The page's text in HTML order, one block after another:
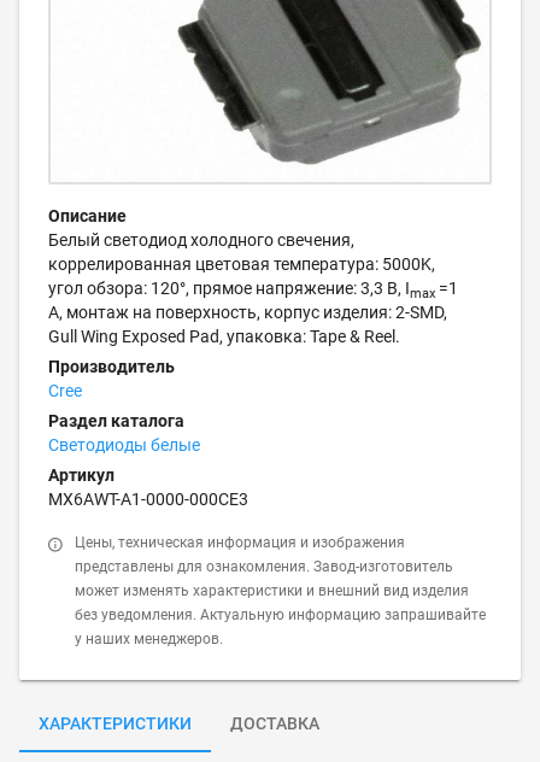
Описание
Белый светодиод холодного свечения,
коррелированная цветовая температура: 5000K,
угол обзора: 120°, прямое напряжение: 3,3 В, Imax =1
А, монтаж на поверхность, корпус изделия: 2-SMD,
Gull Wing Exposed Pad, упаковка: Tape & Reel.
Производитель
Cree
Раздел каталога
Светодиоды белые
Артикул
MX6AWT-A1-0000-000CE3
Цены, техническая информация и изображения
представлены для ознакомления. Завод-изготовитель
может изменять характеристики и внешний вид изделия
без уведомления. Актуальную информацию запрашивайте
у наших менеджеров.
ХАРАКТЕРИСТИКИ ДОСТАВКА